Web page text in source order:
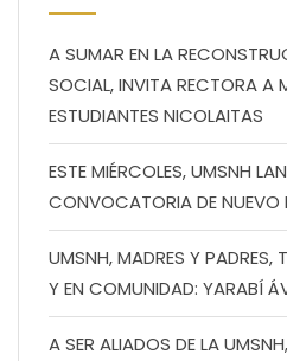
A SUMAR EN LA
SOCIAL, INVITA RECTORA A
ESTUDIANTES NICOLAITAS
ESTE MIÉRCOLES, UMSNH
CONVOCATORIA DE NUEVO
UMSNH, MADRES Y PADRES,
Y EN COMUNIDAD: YARABÍ
A SER ALIADOS DE LA